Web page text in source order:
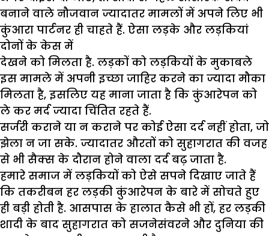
बनाने वाले नौजवान ज्यादातर मामलों में अपने लिए भी
कुंआरा पार्टनर ही चाहते हैं. ऐसा लड़के और लड़कियां
दोनों के केस में
देखने को मिलता है. लड़कों को लड़कियों के मुकाबले
इस मामले में अपनी इच्छा जाहिर करने का ज्यादा मौका
मिलता है, इसलिए यह माना जाता है कि कुंआरेपन को
ले कर मर्द ज्यादा चिंतित रहते हैं.
सर्जरी कराने या न कराने पर कोई ऐसा दर्द नहीं होता, जो
झेला न जा सके. ज्यादातर औरतों को सुहागरात की वजह
से भी सैक्स के दौरान होने वाला दर्द बढ़ जाता है.
हमारे समाज में लड़कियों को ऐसे सपने दिखाए जाते हैं
कि तकरीबन हर लड़की कुंआरेपन के बारे में सोचते हुए
ही बड़ी होती है. आसपास के हालात कैसे भी हों, हर लड़की
शादी के बाद सुहागरात को सजनेसंवरने और दुनिया की